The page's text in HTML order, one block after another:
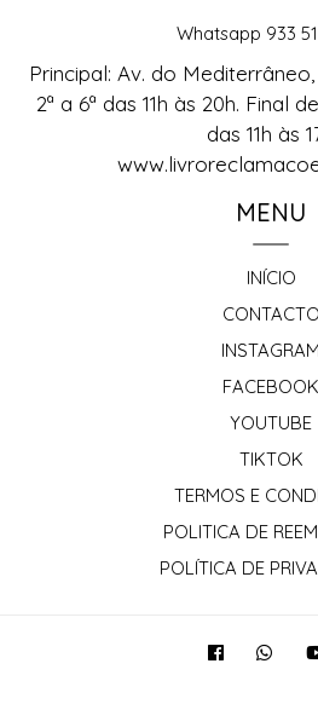
Whatsapp 933
Principal: Av. do
2ª a 6ª das 11h às 20h. Final
das 11h às
MENU
INÍCIO
CONTACTO
INSTAGRAM
FACEBOOK
YOUTUBE
TIKTOK
TERMOS E
POLITICA DE
POLÍTICA DE